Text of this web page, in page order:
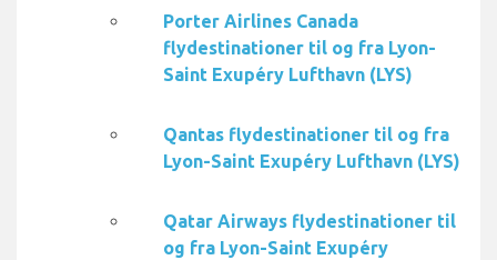
Porter Airlines Canada
flydestinationer til og fra Lyon-
Saint Exupéry Lufthavn (LYS)
Qantas flydestinationer til og fra
Lyon-Saint Exupéry Lufthavn (LYS)
Qatar Airways flydestinationer til
og fra Lyon-Saint Exupéry